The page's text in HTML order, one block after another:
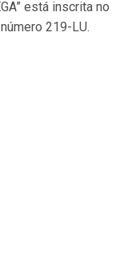
está inscrita no
219-LU.